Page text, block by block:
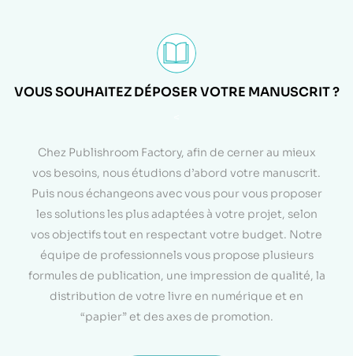
VOUS SOUHAITEZ DÉPOSER VOTRE MANUSCRIT ?
Chez Publishroom Factory, afin de cerner au mieux
vos besoins, nous étudions d’abord votre manuscrit.
Puis nous échangeons avec vous pour vous proposer
les solutions les plus adaptées à votre projet, selon
vos objectifs tout en respectant votre budget. Notre
équipe de professionnels vous propose plusieurs
formules de publication, une impression de qualité, la
distribution de votre livre en numérique et en
“papier” et des axes de promotion.